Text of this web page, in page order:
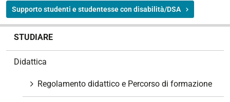
Supporto studenti e studentesse con disabilità/DSA
STUDIARE
Didattica
Regolamento didattico e Percorso di formazione